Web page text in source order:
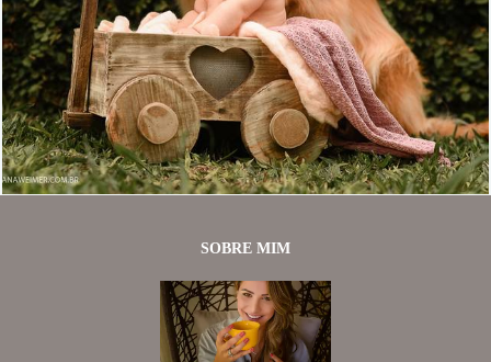
1587 21
SOBRE MIM